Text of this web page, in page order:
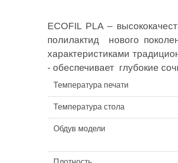
ECOFIL PLA –
полилактид нового
характеристиками
- обеспечивает глубокие
Температура печати
Температура стола
Обдув модели